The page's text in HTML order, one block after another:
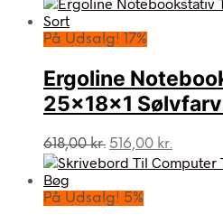
På Udsalg! 17%
Ergoline
25x18x1
618,00kr. Den
oprindelige
var:
516,00 kr.
På Udsalg! 5%